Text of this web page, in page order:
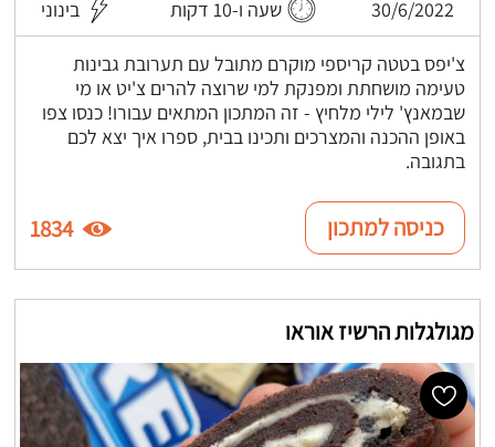
30/6/2022 שעה ו-10 דקות בינוני
צ'יפס בטטה קריספי מוקרם מתובל עם תערובת גבינות
טעימה מושחתת ומפנקת למי שרוצה להרים צ'יט או מי
שבמאנץ' לילי מלחיץ - זה המתכון המתאים עבורו! כנסו צפו
באופן ההכנה והמצרכים ותכינו בבית, ספרו איך יצא לכם
בתגובה.
כניסה למתכון 1834
מגולגלות הרשיז אוראו